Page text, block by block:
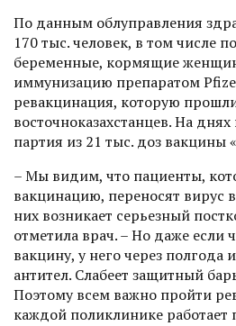
По данным облуправления
170 тыс. человек, в том числе
беременные, кормящие
иммунизацию препаратом
ревакцинация, которую
восточноказахстанцев. На
партия из 21 тыс. доз вакцины
– Мы видим, что пациенты,
вакцинацию, переносят вирус
них возникает серьезный
отметила врач. – Но даже если
вакцину, у него через полгода
антител. Слабеет защитный
Поэтому всем важно пройти
каждой поликлинике